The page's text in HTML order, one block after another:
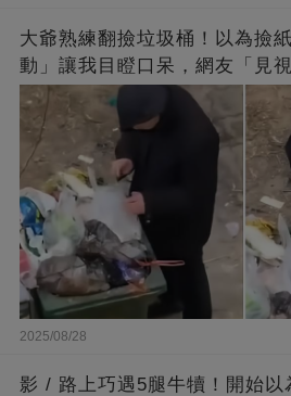
大爺熟練翻撿垃圾桶！以為撿
動」讓我目瞪口呆，網友「見
底線
2025/08/28
影 / 路上巧遇5腿牛犢！開始以